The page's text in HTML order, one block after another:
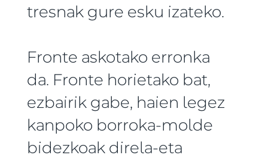
tresnak gure esku izateko.
Fronte askotako erronka
da. Fronte horietako bat,
ezbairik gabe, haien legez
kanpoko borroka-molde
bidezkoak direla-eta